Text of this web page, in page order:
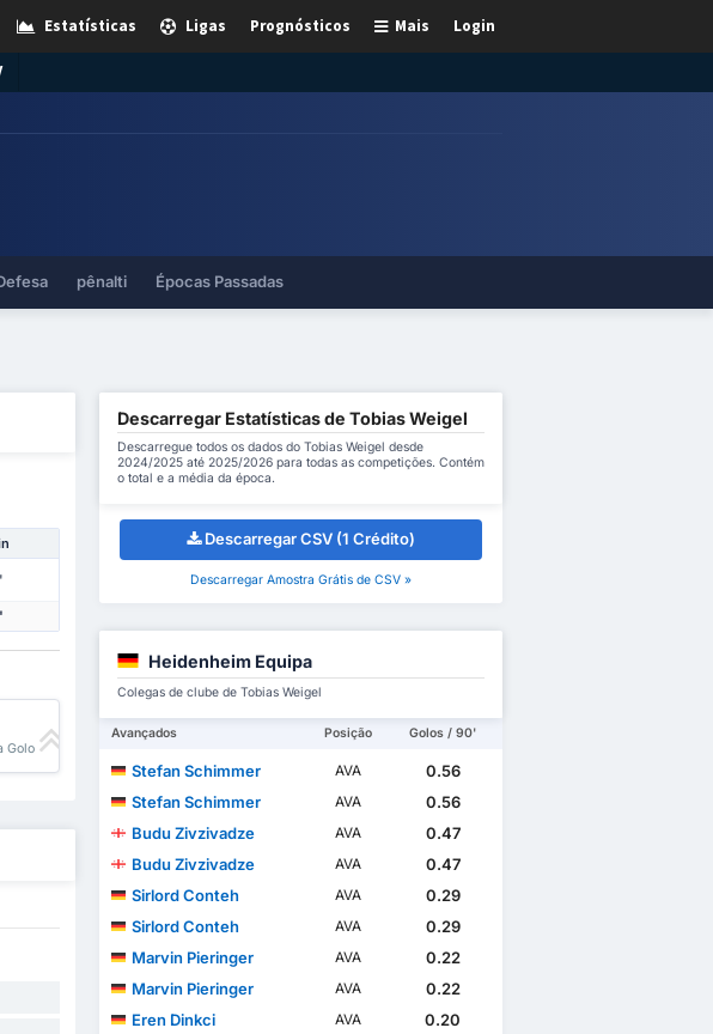
Login
Mais
Prognósticos
Ligas
Estatísticas
pênalti Épocas Passadas
Golo
Descarregar Estatísticas de Tobias Weigel
Descarregue todos os dados do Tobias Weigel desde
2024/2025 até 2025/2026 para todas as competições. Contém
o total e a média da época.
Descarregar CSV (1 Crédito)
Descarregar Amostra Grátis de CSV »
Heidenheim Equipa
Colegas de clube de Tobias Weigel
Avançados Posição Golos / 90'
Stefan Schimmer AVA
0.56
Stefan Schimmer
AVA
0.56
Budu Zivzivadze
AVA
0.47
Budu Zivzivadze
AVA
0.47
Sirlord Conteh
AVA
0.29
Sirlord Conteh
AVA
0.29
Marvin Pieringer
AVA
0.22
Marvin Pieringer
AVA
0.22
Eren Dinkci
AVA
0.20